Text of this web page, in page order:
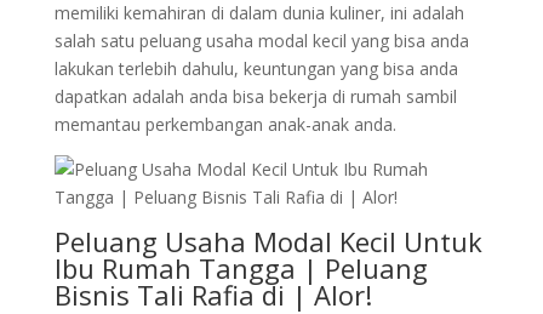
memiliki kemahiran di dalam dunia kuliner, ini adalah
salah satu peluang usaha modal kecil yang bisa anda
lakukan terlebih dahulu, keuntungan yang bisa anda
dapatkan adalah anda bisa bekerja di rumah sambil
memantau perkembangan anak-anak anda.
Peluang Usaha Modal Kecil Untuk
Ibu Rumah Tangga | Peluang
Bisnis Tali Rafia di | Alor!